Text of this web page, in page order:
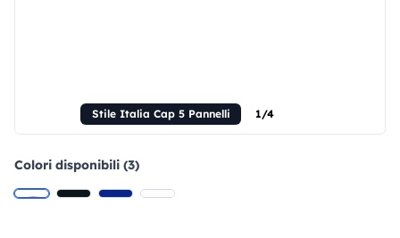
Stile Italia Cap 5 Pannelli 1/4
Colori disponibili (3)